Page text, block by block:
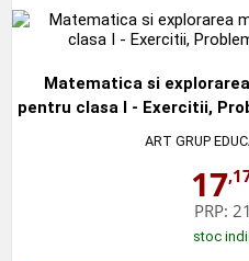
Matematica si
pentru clasa I - Exercitii,
ART GRUP
17
PRP:
stoc